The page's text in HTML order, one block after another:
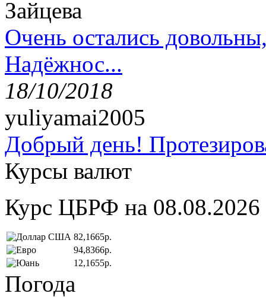
Зайцева
Очень остались
Надёжнос...
18/10/2018
yuliyamai2005
Добрый день!
Курсы валют
Курс ЦБРФ на 08.08.2026
82,1665р.
94,8366р.
12,1655р.
Погода